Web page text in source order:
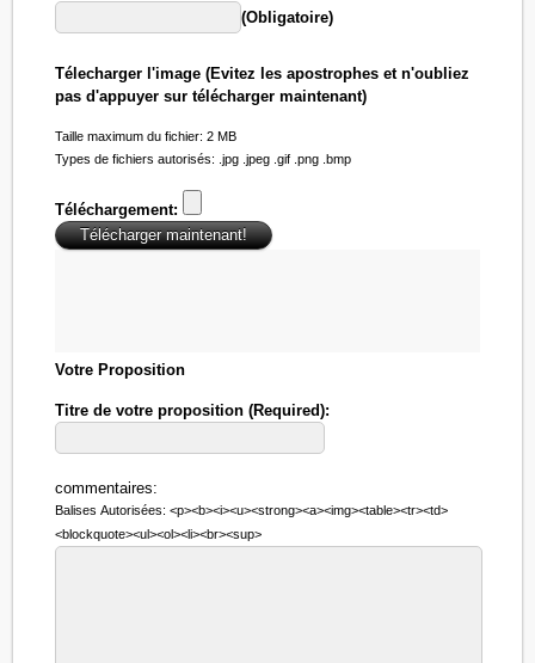
(Obligatoire)
Télecharger l'image (Evitez les apostrophes et n'oubliez
pas d'appuyer sur télécharger maintenant)
Votre Proposition
Titre de votre proposition (Required):
commentaires:
Balises Autorisées: <p><b><i><u><strong><a><img><table><tr><td>
<blockquote><ul><ol><li><br><sup>